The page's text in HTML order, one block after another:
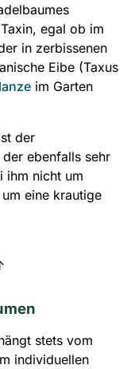
egal ob im
in zerbissenen
Eibe (Taxus
im Garten
der
der ebenfalls sehr
ihm nicht um
eine krautige
stets vom
individuellen